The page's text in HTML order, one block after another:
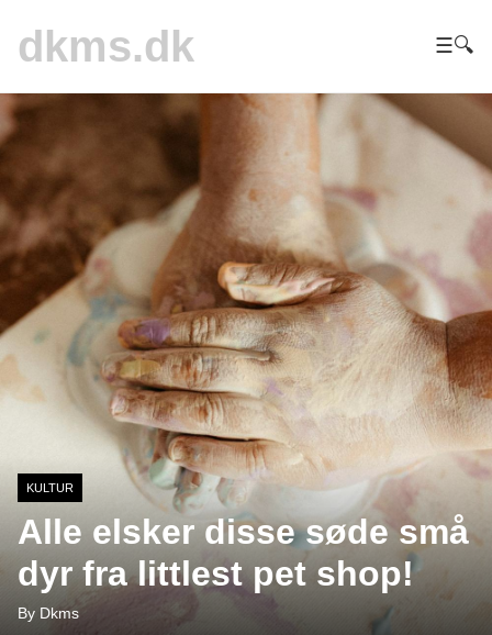
dkms.dk ☰🔍
KULTUR
Alle elsker disse søde små
dyr fra littlest pet shop!
By Dkms